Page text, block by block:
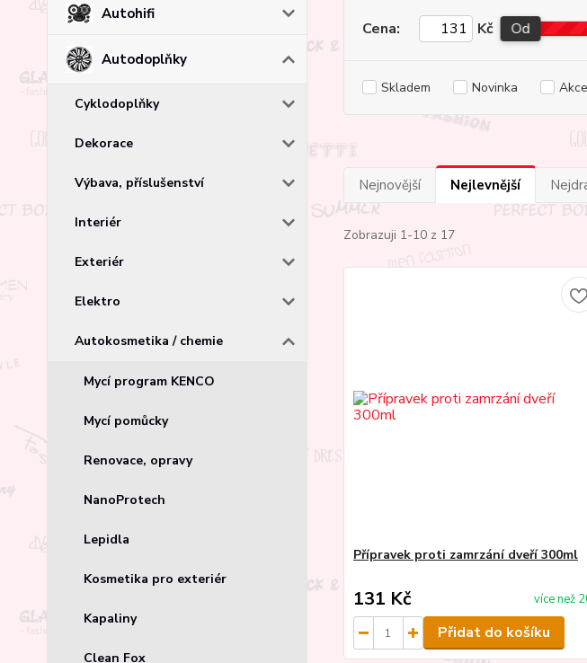
Autohifi
Autodoplňky
Cyklodoplňky
Dekorace
Výbava, příslušenství
Interiér
Exteriér
Elektro
Autokosmetika / chemie
Mycí program KENCO
Mycí pomůcky
Renovace, opravy
NanoProtech
Lepidla
Kosmetika pro exteriér
Kapaliny
Clean Fox
Cena: Kč Od
Skladem Novinka Akce
Nejnovější Nejlevnější
Zobrazuji 1-10 z 17
Přípravek proti zamrzání dveří 300ml
131 Kč více než
Přidat do košíku